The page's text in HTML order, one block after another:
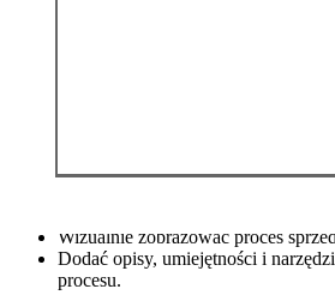
Wizualnie zobrazować proces
Dodać opisy, umiejętności i
procesu.